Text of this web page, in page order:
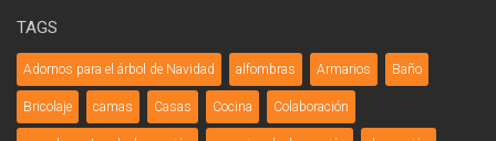
TAGS
Adornos para el árbol de Navidad alfombras Armarios Baño
Bricolaje camas Casas Cocina Colaboración